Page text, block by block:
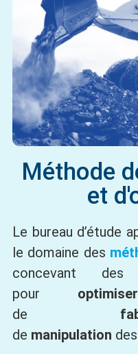
Méthode
et
Le bureau d’étude
le domaine des
concevant des
pour optimiser
de
de manipulation des